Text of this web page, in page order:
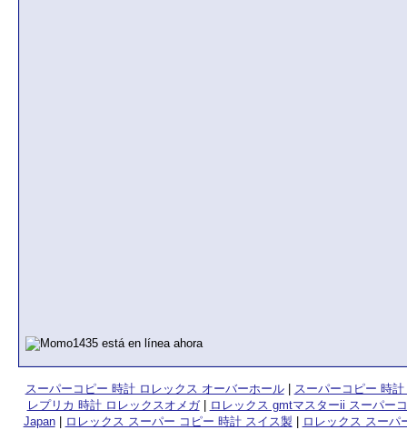
スーパーコピー 時計 ロレックス オーバーホール| スーパーコピー 時
レプリカ 時計 ロレックスオメガ|
ロレックス gmtマスターii スーパー
Japan| ロレックス スーパー コピー 時計 スイス製
ロレックス スーパ